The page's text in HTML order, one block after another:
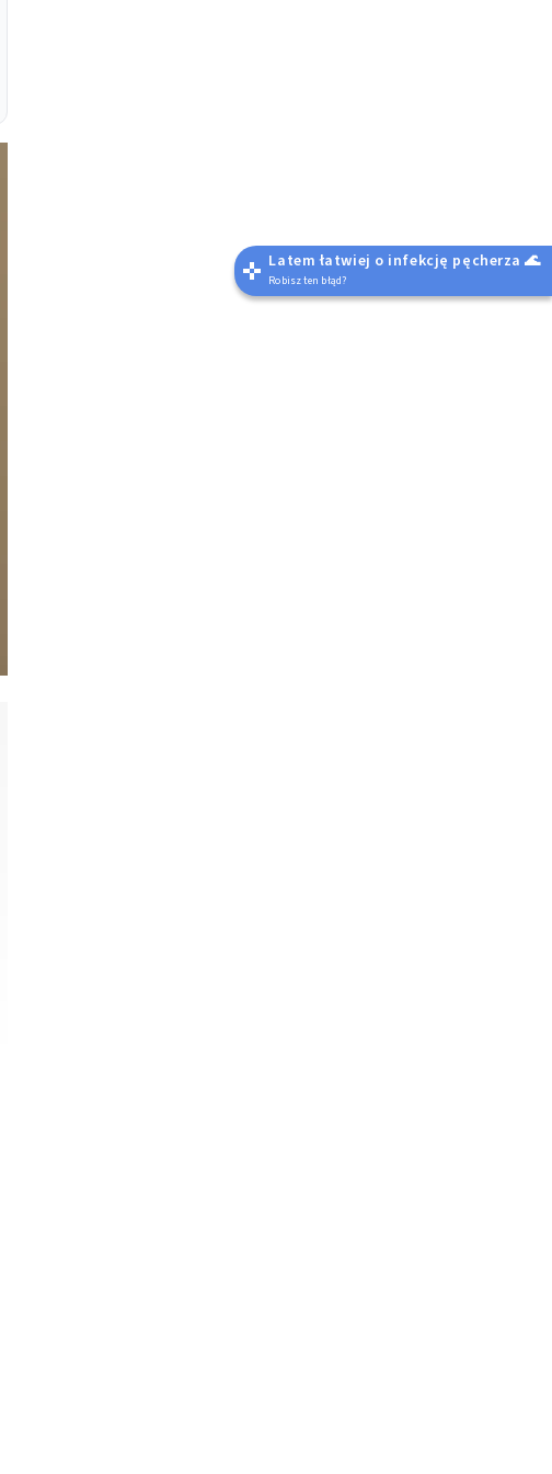
Latem łatwiej o infekcję pęcherza 🌊
Robisz ten błąd?